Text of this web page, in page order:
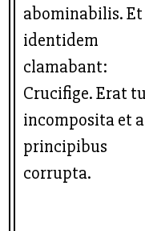
abominabilis. Et
identidem
clamabant:
Crucifige. Erat
incomposita et a
principibus
corrupta.